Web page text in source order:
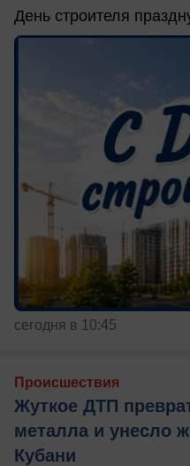
День строителя
сегодня в 10:45
Происшествия
Жуткое ДТП
металла и унесло
Кубани